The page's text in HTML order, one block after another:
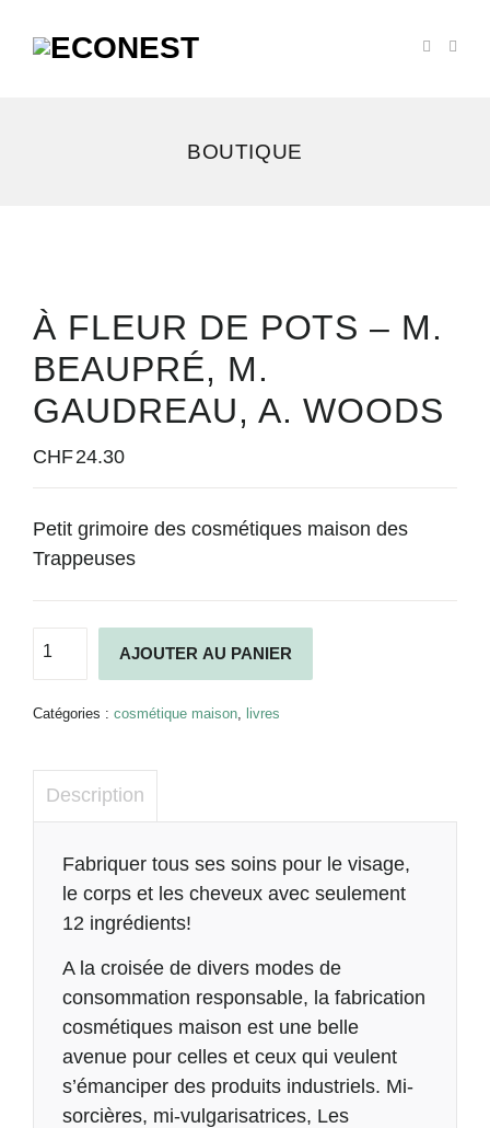
BOUTIQUE
À FLEUR DE POTS – M.
BEAUPRÉ, M.
GAUDREAU, A. WOODS
CHF24.30
Petit grimoire des cosmétiques maison des
Trappeuses
de
À
fleur
M.
Woods
AJOUTER AU PANIER
Catégories : cosmétique maison livres
Description
Description
Fabriquer tous ses soins pour le visage,
le corps et les cheveux avec seulement
12 ingrédients!
A la croisée de divers modes de
consommation responsable, la fabrication
cosmétiques maison est une belle
avenue pour celles et ceux qui veulent
s’émanciper des produits industriels. Mi-
sorcières, mi-vulgarisatrices, Les